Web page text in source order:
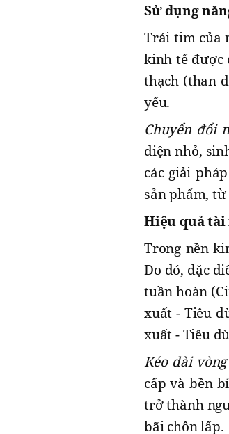
Sử dụng
Trái tim của
kinh tế được
thạch (than
yếu.
Chuyển đổi
điện nhỏ,
các giải
sản phẩm,
Hiệu quả
Trong nền
Do đó, đặc
tuần hoàn
xuất - Tiêu
xuất - Tiêu
Kéo dài
cấp và bền
trở thành
bãi chôn lấp.